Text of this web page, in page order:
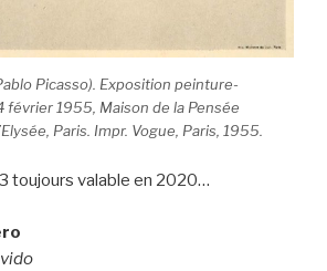
Picasso). Exposition peinture-
février 1955, Maison de la Pensée
Paris. Impr. Vogue, Paris, 1955.
toujours valable en 2020…